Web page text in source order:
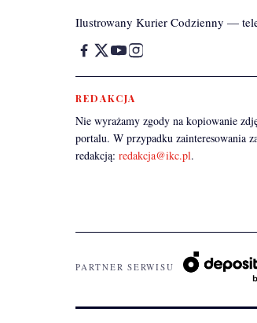
Ilustrowany Kurier Codzienny —
REDAKCJA
Nie wyrażamy zgody na kopiowanie
portalu. W przypadku zainteresowania
redakcją: redakcja@ikc.pl.
PARTNER SERWISU